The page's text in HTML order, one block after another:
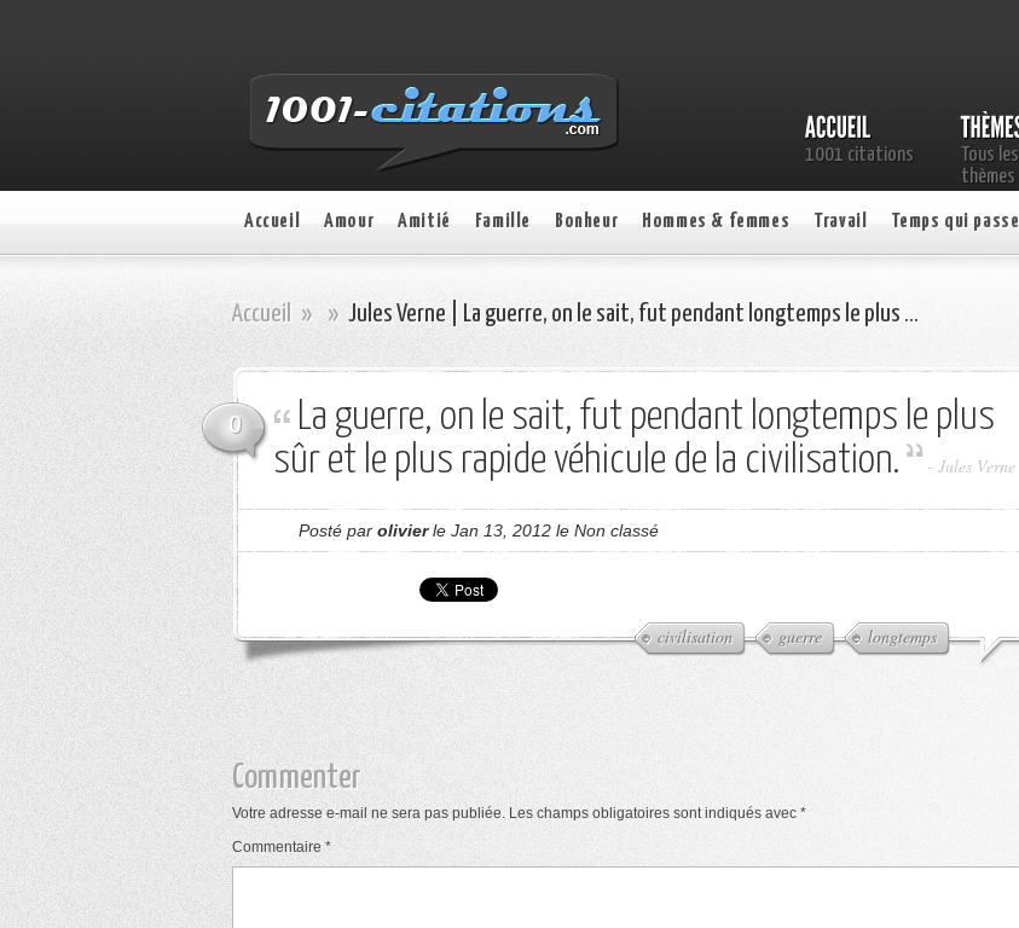
1001 citations
Tous les
thèmes
Accueil Amour Amitié Famille Bonheur Hommes & femmes Travail Temps qui passe
Accueil » » Jules Verne | La guerre, on le sait, fut pendant longtemps le plus …
0
La guerre, on le sait, fut pendant longtemps le plus
sûr et le plus rapide véhicule de la civilisation.
- Jules Verne
Posté par olivierle Jan 13, 2012 le Non classé
civilisation guerre longtemps
Commenter
Votre adresse e-mail ne sera pas publiée. Les champs obligatoires sont indiqués avec *
Commentaire *